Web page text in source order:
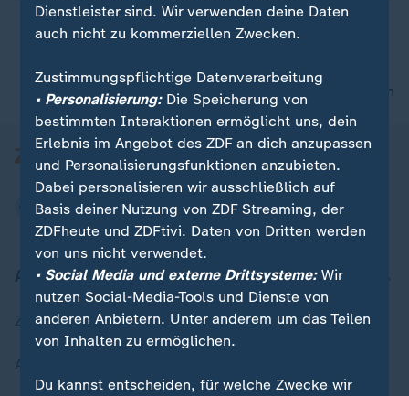
nach oben
Aktuell bei ZDFheute
Zuletzt veröffentlicht
Dienstleister sind. Wir verwenden deine Daten
auch nicht zu kommerziellen Zwecken.
Zustimmungspflichtige Datenverarbeitung
• Personalisierung:Die Speicherung von
bestimmten Interaktionen ermöglicht uns, dein
Erlebnis im Angebot des ZDF an dich anzupassen
und Personalisierungsfunktionen anzubieten.
Dabei personalisieren wir ausschließlich auf
Basis deiner Nutzung von ZDF Streaming, der
ZDFheute und ZDFtivi. Daten von Dritten werden
von uns nicht verwendet.
• Social Media und externe Drittsysteme:Wir
nutzen Social-Media-Tools und Dienste von
anderen Anbietern. Unter anderem um das Teilen
von Inhalten zu ermöglichen.
Du kannst entscheiden, für welche Zwecke wir